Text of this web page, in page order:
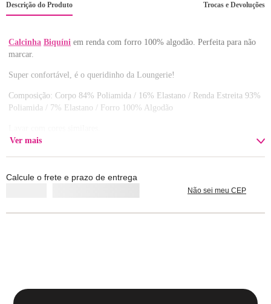
Descrição do Produto Trocas e Devoluções
Calcinha Biquíni em renda com forro 100% algodão. Perfeita para não
marcar.
Super confortável, é o queridinho da Loungerie!
Composição: Corpo 84% Poliamida / 16% Elastano / Renda Estreita 93%
Poliamida / 7% Elastano / Forro 100% Algodão
Ver mais
Calcule o frete e prazo de entrega
Não sei meu CEP